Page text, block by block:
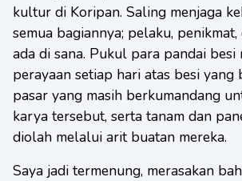
kultur di Koripan. Saling menjaga
semua bagiannya; pelaku,
ada di sana. Pukul para pandai besi
perayaan setiap hari atas besi yang
pasar yang masih berkumandang
karya tersebut, serta tanam dan
diolah melalui arit buatan mereka.
Saya jadi termenung, merasakan